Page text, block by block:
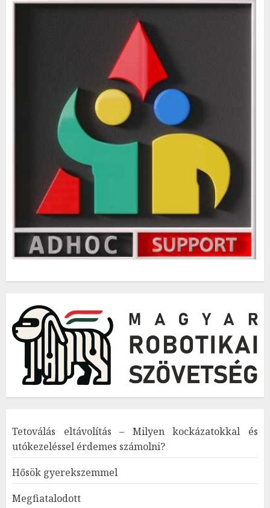
Tetoválás eltávolítás – Milyen kockázatokkal és
utókezeléssel érdemes számolni?
Hősök gyerekszemmel
Megfiatalodott